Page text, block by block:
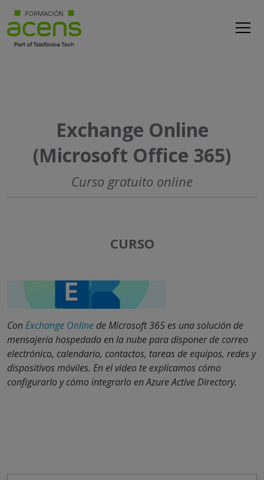
Exchange Online
(Microsoft Office 365)
Curso gratuito online
CURSO
ConExchange Online de Microsoft 365 es una solución de
mensajería hospedada en la nube para disponer de correo
electrónico, calendario, contactos, tareas de equipos, redes y
dispositivos móviles. En el vídeo te explicamos cómo
configurarlo y cómo integrarlo en Azure Active Directory.